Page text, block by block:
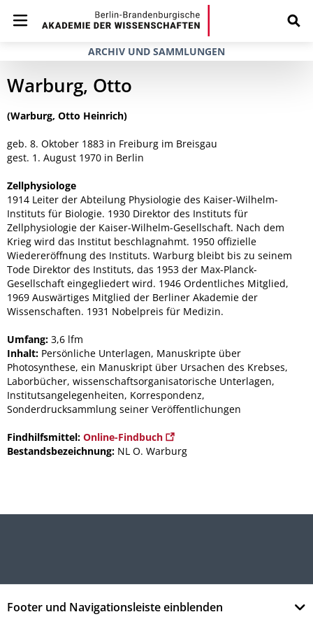
ARCHIV UND SAMMLUNGEN
Warburg, Otto
(Warburg, Otto Heinrich)
geb. 8. Oktober 1883 in Freiburg im Breisgau
gest. 1. August 1970 in Berlin
Zellphysiologe
1914 Leiter der Abteilung Physiologie des Kaiser-Wilhelm-
Instituts für Biologie. 1930 Direktor des Instituts für
Zellphysiologie der Kaiser-Wilhelm-Gesellschaft. Nach dem
Krieg wird das Institut beschlagnahmt. 1950 offizielle
Wiedereröffnung des Instituts. Warburg bleibt bis zu seinem
Tode Direktor des Instituts, das 1953 der Max-Planck-
Gesellschaft eingegliedert wird. 1946 Ordentliches Mitglied,
1969 Auswärtiges Mitglied der Berliner Akademie der
Wissenschaften. 1931 Nobelpreis für Medizin.
Umfang: 3,6 lfm
Inhalt: Persönliche Unterlagen, Manuskripte über
Photosynthese, ein Manuskript über Ursachen des Krebses,
Laborbücher, wissenschaftsorganisatorische Unterlagen,
Institutsangelegenheiten, Korrespondenz,
Sonderdrucksammlung seiner Veröffentlichungen
Findhilfsmittel: Online-Findbuch
Bestandsbezeichnung: NL O. Warburg
Footer und Navigationsleiste einblenden